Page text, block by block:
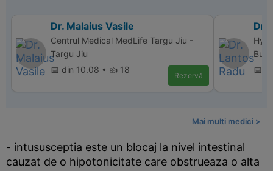
Dr. Malaius Vasile
Centrul Medical MedLife Targu Jiu -
Targu Jiu
📅 din 10.08 • 👍 18
Rezervă
Dr.
📅
Mai multi medici >
- intususceptia este un blocaj la nivel intestinal
cauzat de o hipotonicitate care obstrueaza o alta